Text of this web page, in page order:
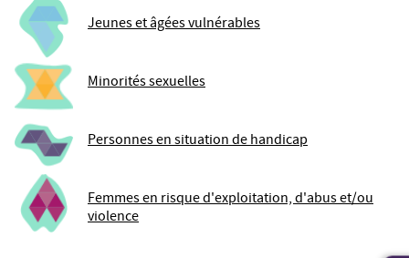
Jeunes et âgées vulnérables
Minorités sexuelles
Personnes en situation de handicap
Femmes en risque d'exploitation, d'abus et/ou
violence